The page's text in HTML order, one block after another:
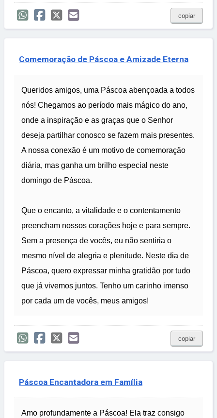
copiar
Comemoração de Páscoa e Amizade Eterna
Queridos amigos, uma Páscoa abençoada a todos
nós! Chegamos ao período mais mágico do ano,
onde a inspiração e as graças que o Senhor
deseja partilhar conosco se fazem mais presentes.
A nossa conexão é um motivo de comemoração
diária, mas ganha um brilho especial neste
domingo de Páscoa.
Que o encanto, a vitalidade e o contentamento
preencham nossos corações hoje e para sempre.
Sem a presença de vocês, eu não sentiria o
mesmo nível de alegria e plenitude. Neste dia de
Páscoa, quero expressar minha gratidão por tudo
que já vivemos juntos. Tenho um carinho imenso
por cada um de vocês, meus amigos!
copiar
Páscoa Encantadora em Família
Amo profundamente a Páscoa! Ela traz consigo